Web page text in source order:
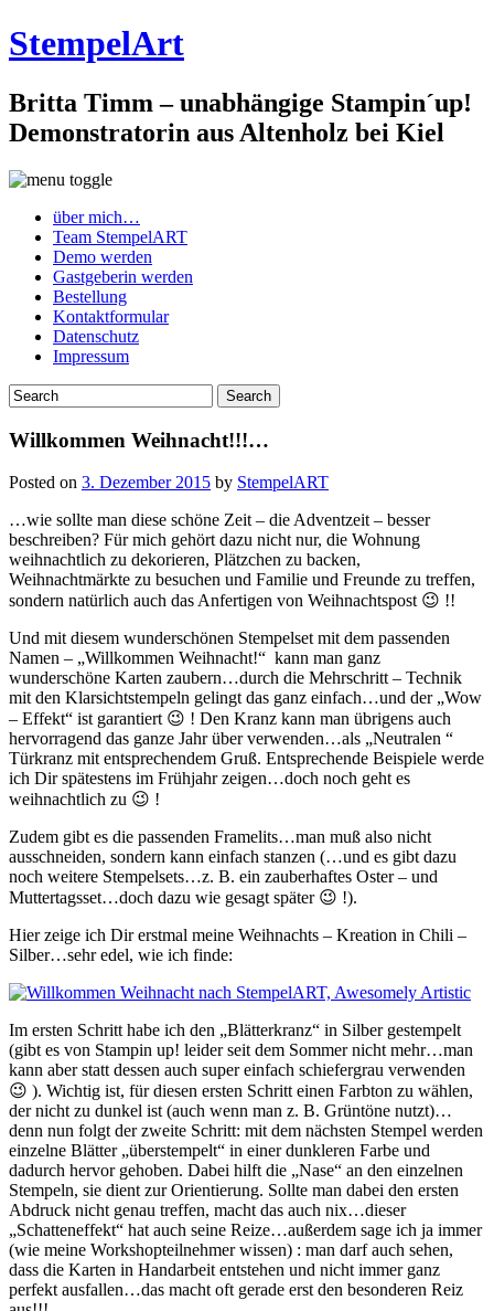
StempelArt
Britta Timm – unabhängige Stampin´up!
Demonstratorin aus Altenholz bei Kiel
über mich…
Team StempelART
Demo werden
Gastgeberin werden
Bestellung
Kontaktformular
Datenschutz
Impressum
Willkommen Weihnacht!!!…
Posted on 3. Dezember 2015 by StempelART
…wie sollte man diese schöne Zeit – die Adventzeit – besser
beschreiben? Für mich gehört dazu nicht nur, die Wohnung
weihnachtlich zu dekorieren, Plätzchen zu backen,
Weihnachtmärkte zu besuchen und Familie und Freunde zu treffen,
sondern natürlich auch das Anfertigen von Weihnachtspost 😉 !!
Und mit diesem wunderschönen Stempelset mit dem passenden
Namen – „Willkommen Weihnacht!“ kann man ganz
wunderschöne Karten zaubern…durch die Mehrschritt – Technik
mit den Klarsichtstempeln gelingt das ganz einfach…und der „Wow
– Effekt“ ist garantiert 😉 ! Den Kranz kann man übrigens auch
hervorragend das ganze Jahr über verwenden…als „Neutralen “
Türkranz mit entsprechendem Gruß. Entsprechende Beispiele werde
ich Dir spätestens im Frühjahr zeigen…doch noch geht es
weihnachtlich zu 😉 !
Zudem gibt es die passenden Framelits…man muß also nicht
ausschneiden, sondern kann einfach stanzen (…und es gibt dazu
noch weitere Stempelsets…z. B. ein zauberhaftes Oster – und
Muttertagsset…doch dazu wie gesagt später 😉 !).
Hier zeige ich Dir erstmal meine Weihnachts – Kreation in Chili –
Silber…sehr edel, wie ich finde:
Im ersten Schritt habe ich den „Blätterkranz“ in Silber gestempelt
(gibt es von Stampin up! leider seit dem Sommer nicht mehr…man
kann aber statt dessen auch super einfach schiefergrau verwenden
😉 ). Wichtig ist, für diesen ersten Schritt einen Farbton zu wählen,
der nicht zu dunkel ist (auch wenn man z. B. Grüntöne nutzt)…
denn nun folgt der zweite Schritt: mit dem nächsten Stempel werden
einzelne Blätter „überstempelt“ in einer dunkleren Farbe und
dadurch hervor gehoben. Dabei hilft die „Nase“ an den einzelnen
Stempeln, sie dient zur Orientierung. Sollte man dabei den ersten
Abdruck nicht genau treffen, macht das auch nix…dieser
„Schatteneffekt“ hat auch seine Reize…außerdem sage ich ja immer
(wie meine Workshopteilnehmer wissen) : man darf auch sehen,
dass die Karten in Handarbeit entstehen und nicht immer ganz
perfekt ausfallen…das macht oft gerade erst den besonderen Reiz